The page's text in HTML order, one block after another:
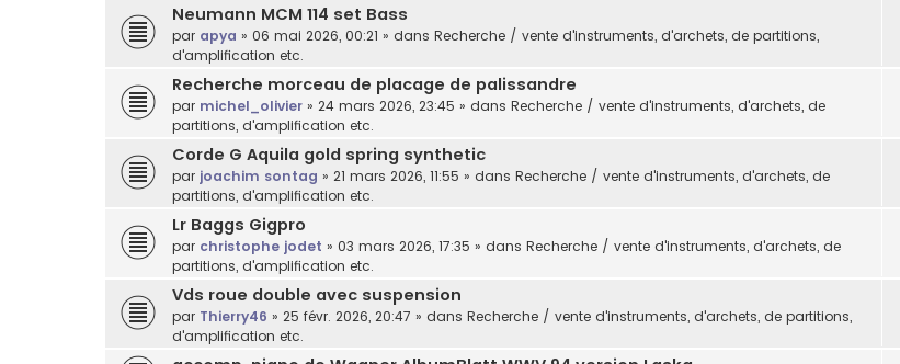
Neumann MCM 114 set Bass
par apya » 06 mai 2026, 00:21 » dans Recherche / vente d'instruments, d'archets, de partitions,
d'amplification etc.
Recherche morceau de placage de palissandre
par michel_olivier » 24 mars 2026, 23:45 » dans Recherche / vente d'instruments, d'archets, de
partitions, d'amplification etc.
Corde G Aquila gold spring synthetic
par joachim sontag » 21 mars 2026, 11:55 » dans Recherche / vente d'instruments, d'archets, de
partitions, d'amplification etc.
Lr Baggs Gigpro
par christophe jodet » 03 mars 2026, 17:35 » dans Recherche / vente d'instruments, d'archets, de
partitions, d'amplification etc.
Vds roue double avec suspension
par Thierry46 » 25 févr. 2026, 20:47 » dans Recherche / vente d'instruments, d'archets, de partitions,
d'amplification etc.